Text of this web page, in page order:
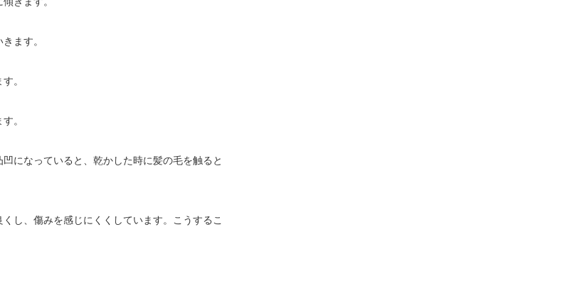
ます。
。
。
になっていると、乾かした時に髪の毛を触ると
し、傷みを感じにくくしています。こうするこ